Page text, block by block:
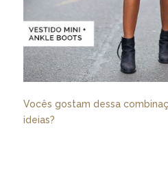
Vocês gostam dessa
ideias?